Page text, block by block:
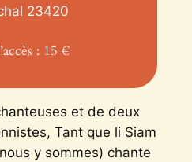
23420
: 15 €
et de deux
Tant que li Siam
y sommes) chante